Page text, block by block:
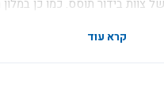
צוות בידור תוסס. כמו כן במלון